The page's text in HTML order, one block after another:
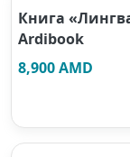
Книга
Ardibook
8,900 AMD